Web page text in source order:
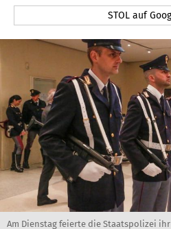
STOL auf
Am Dienstag feierte die Staatspolizei